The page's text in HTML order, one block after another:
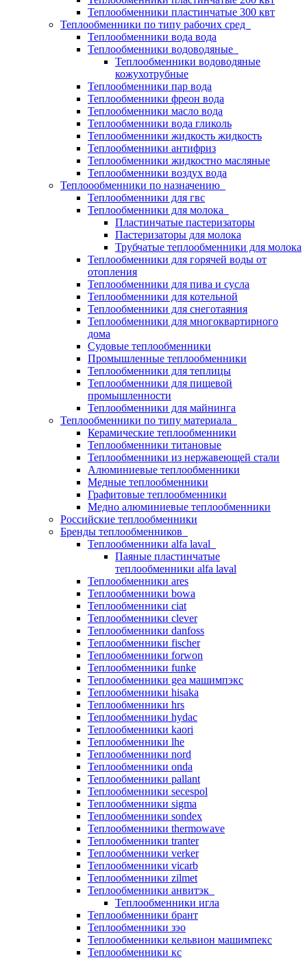
Теплообменники пластинчатые 300 квт
Теплообменники по типу рабочих сред
Теплообменники вода вода
Теплообменники водоводяные
Теплообменники водоводяные
кожухотрубные
Теплообменники пар вода
Теплообменники фреон вода
Теплообменники масло вода
Теплообменники вода гликоль
Теплообменники жидкость жидкость
Теплообменники антифриз
Теплообменники жидкостно масляные
Теплообменники воздух вода
Теплоообменники по назначению
Теплообменники для гвс
Теплообменники для молока
Пластинчатые пастеризаторы
Пастеризаторы для молока
Трубчатые теплообменники для молока
Теплообменники для горячей воды от
отопления
Теплообменники для пива и сусла
Теплообменники для котельной
Теплообменники для снеготаяния
Теплообменники для многоквартирного
дома
Судовые теплообменники
Промышленные теплообменники
Теплообменники для теплицы
Теплообменники для пищевой
промышленности
Теплообменники для майнинга
Теплообменники по типу материала
Керамические теплообменники
Теплообменники титановые
Теплообменники из нержавеющей стали
Алюминиевые теплообменники
Медные теплообменники
Графитовые теплообменники
Медно алюминиевые теплообменники
Российские теплообменники
Бренды теплообменников
Теплообменники alfa laval
Паяные пластинчатые
теплообменники alfa laval
Теплообменники ares
Теплообменники bowa
Теплообменники ciat
Теплообменники clever
Теплообменники danfoss
Теплообменники fischer
Теплообменники forwon
Теплообменники funke
Теплообменники gea машимпэкс
Теплообменники hisaka
Теплообменники hrs
Теплообменники hydac
Теплообменники kaori
Теплообменники lhe
Теплообменники nord
Теплообменники onda
Теплообменники pallant
Теплообменники secespol
Теплообменники sigma
Теплообменники sondex
Теплообменники thermowave
Теплообменники tranter
Теплообменники verker
Теплообменники vicarb
Теплообменники zilmet
Теплообменники анвитэк
Теплообменники игла
Теплообменники брант
Теплообменники зэо
Теплообменники кельвион машимпекс
Теплообменники кс